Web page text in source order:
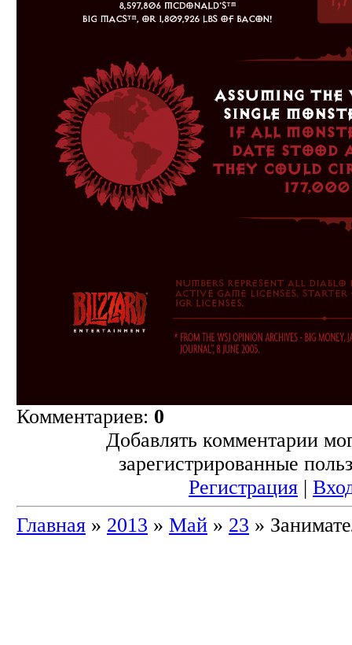
Комментариев: 0
Добавлять комментарии
зарегистрированные
Регистрация |
Главная » 2013 » Май » 23 »